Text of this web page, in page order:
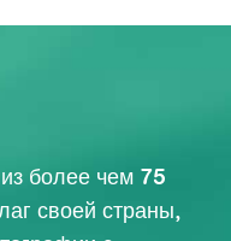
более чем 75
своей страны,